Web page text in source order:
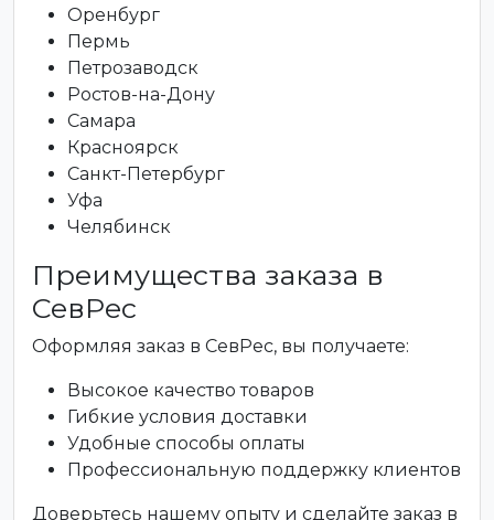
Оренбург
Пермь
Петрозаводск
Ростов-на-Дону
Самара
Красноярск
Санкт-Петербург
Уфа
Челябинск
Преимущества заказа в
СевРес
Оформляя заказ в СевРес, вы получаете:
Высокое качество товаров
Гибкие условия доставки
Удобные способы оплаты
Профессиональную поддержку клиентов
Доверьтесь нашему опыту и сделайте заказ в